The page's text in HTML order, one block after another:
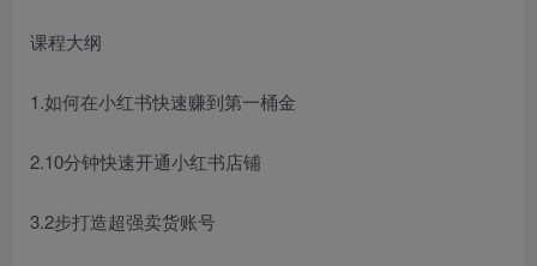
课程大纲
1.如何在小红书快速赚到第一桶金
2.10分钟快速开通小红书店铺
3.2步打造超强卖货账号